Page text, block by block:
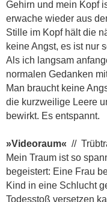
Gehirn und mein Kopf
erwache wieder aus
Stille im Kopf hält die
keine Angst, es ist nur
Als ich langsam
normalen Gedanken
Man braucht keine
die kurzweilige Leere
bewirkt. Es entspannt.
»Videoraum« //
Mein Traum ist so
begeistert: Eine Frau
Kind in eine Schlucht
Todesstoß versetzen